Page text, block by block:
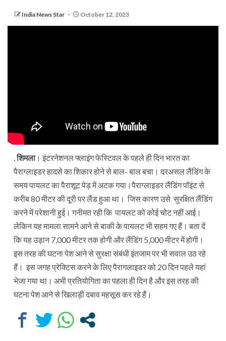
India News Star October 12, 2023
,शिमला। इंटरनेशनल फ्लाइंग फेस्टिवल के पहले ही दिन भारत का
पैराग्लाइडर हादसे का शिकार होने से बाल- बाल बचा। दरअसल लैंडिंग के
समय पायलट का पैराशूट पेड़ में अटक गया।पैराग्लाइडर लैंडिंग पॉइंट से
करीब 80 मीटर की दूरी पर लैंड हुआ था। जिस कारण उसे सुरक्षित लैंडिंग
करने में परेशानी हुई। गनीमत रही कि पायलट को कोई चोट नहीं आई।
लेकिन यह मामला सामने आने से बाकी के पायलट भी सहम गए हैं। बता दें
कि यह उड़ान 7,000 मीटर तक होगी और लैंडिंग 5,000 मीटर में होगी।
इस तरह की घटना पेश आने से सुरक्षा संबंधी इंतजाम पर भी सवाल उठ रहे
हैं। इस जगह प्रेक्टिस करने के लिए पैरागलाइडर को 20 दिन पहले यहां
भेजा गया था। अभी प्रतियोगिता का पहला ही दिन है और इस तरह की
घटना पेश आने से खिलाड़ी दबाव महसूस कर रहे हैं।